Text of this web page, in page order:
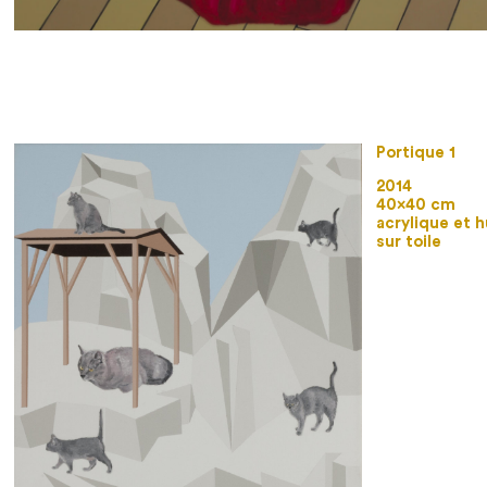
Portique 1
2014
40×40 cm
acrylique et
sur toile